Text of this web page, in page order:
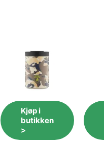
Kjøp i
butikken
>